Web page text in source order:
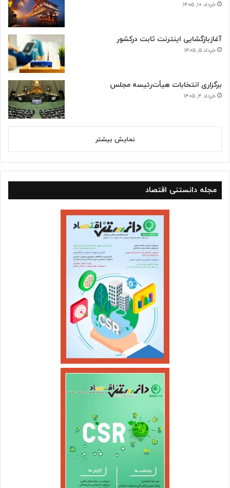
خرداد ۱۰, ۱۴۰۵
آغازبازگشایی اینترنت ثابت درکشور
خرداد ۵, ۱۴۰۵
برگزاری انتخابات هیأت‌رئیسه مجلس
خرداد ۴, ۱۴۰۵
نمایش بیشتر
مجله دانستنی اقتصاد